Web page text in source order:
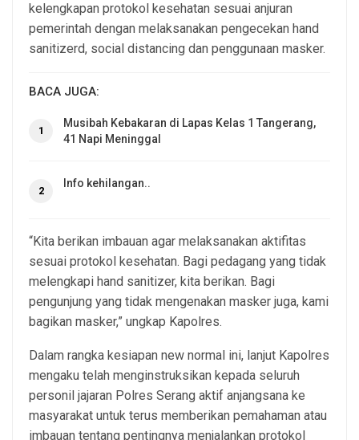
kelengkapan protokol kesehatan sesuai anjuran
pemerintah dengan melaksanakan pengecekan hand
sanitizerd, social distancing dan penggunaan masker.
BACA JUGA:
1
Musibah Kebakaran di Lapas Kelas 1 Tangerang,
41 Napi Meninggal
2
Info kehilangan..
“Kita berikan imbauan agar melaksanakan aktifitas
sesuai protokol kesehatan. Bagi pedagang yang tidak
melengkapi hand sanitizer, kita berikan. Bagi
pengunjung yang tidak mengenakan masker juga, kami
bagikan masker,” ungkap Kapolres.
Dalam rangka kesiapan new normal ini, lanjut Kapolres
mengaku telah menginstruksikan kepada seluruh
personil jajaran Polres Serang aktif anjangsana ke
masyarakat untuk terus memberikan pemahaman atau
imbauan tentang pentingnya menjalankan protokol